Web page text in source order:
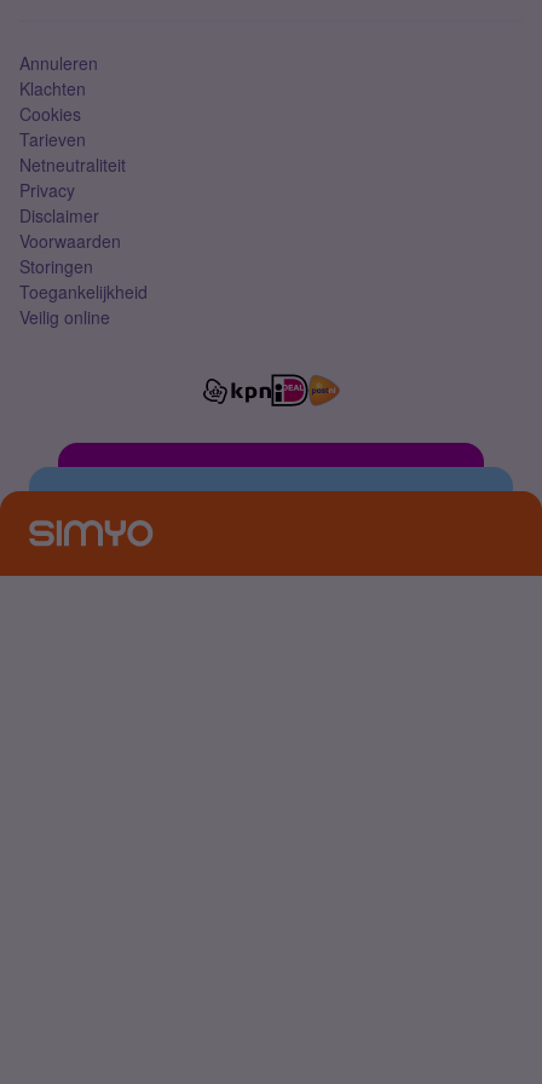
Annuleren
Klachten
Cookies
Tarieven
Netneutraliteit
Privacy
Disclaimer
Voorwaarden
Storingen
Toegankelijkheid
Veilig online